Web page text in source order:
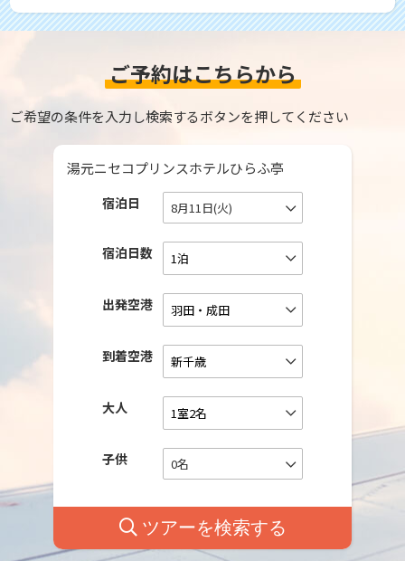
ご予約はこちらから
ご希望の条件を入力し検索するボタンを押してください
湯元ニセコプリンスホテルひらふ亭
宿泊日 8月11日(火)
宿泊日数
出発空港
到着空港
大人
子供 0名